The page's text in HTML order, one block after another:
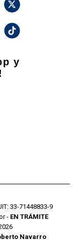
y
33-71448833-9
- EN TRÁMITE
Navarro